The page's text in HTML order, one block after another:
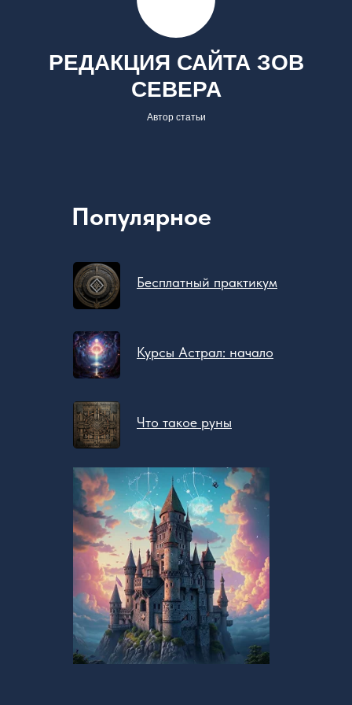
РЕДАКЦИЯ САЙТА ЗОВ
СЕВЕРА
Автор статьи
Что такое руны
Курсы Астрал: начало
Бесплатный практикум
Популярное
@zovsevera
@zovsevera
@zovsevera
Контакты
Гадание на рунах
О
Школе
Программа
Блог
Отзывы
Все курсы